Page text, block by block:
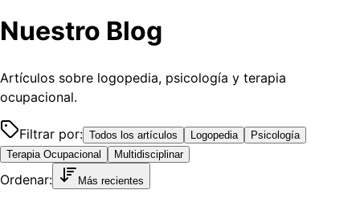
Nuestro Blog
Artículos sobre logopedia, psicología y terapia
ocupacional.
Filtrar por: Todos los artículos Logopedia
Psicología
Terapia Ocupacional
Multidisciplinar
Ordenar: Más recientes